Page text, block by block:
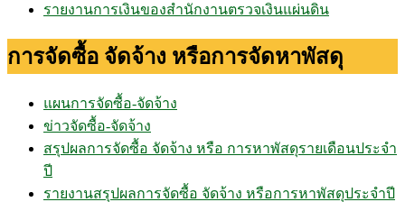
รายงานการเงินของสำนักงานตรวจเงินแผ่นดิน
การจัดซื้อ จัดจ้าง หรือการจัดหาพัสดุ
แผนการจัดซื้อ-จัดจ้าง
ข่าวจัดซื้อ-จัดจ้าง
สรุปผลการจัดซื้อ จัดจ้าง หรือ การหาพัสดุรายเดือนประจำ
ปี
รายงานสรุปผลการจัดซื้อ จัดจ้าง หรือการหาพัสดุประจำปี